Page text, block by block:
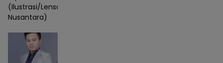
(Ilustrasi/Lensa
Nusantara)